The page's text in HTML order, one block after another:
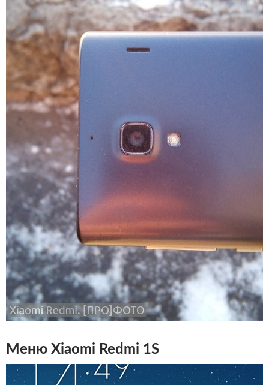
Меню Xiaomi Redmi 1S